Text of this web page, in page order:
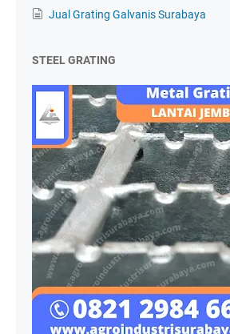
Jual Grating Galvanis Surabaya
STEEL GRATING